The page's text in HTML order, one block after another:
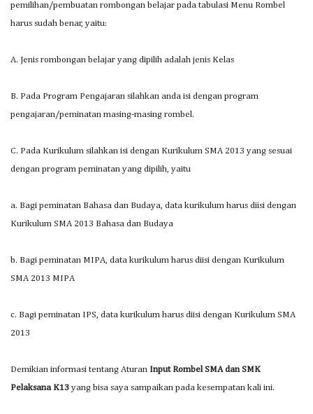
pemilihan/pembuatan rombongan belajar pada tabulasi Menu Rombel
harus sudah benar, yaitu:
A. Jenis rombongan belajar yang dipilih adalah jenis Kelas
B. Pada Program Pengajaran silahkan anda isi dengan program
pengajaran/peminatan masing-masing rombel.
C. Pada Kurikulum silahkan isi dengan Kurikulum SMA 2013 yang sesuai
dengan program peminatan yang dipilih, yaitu
a. Bagi peminatan Bahasa dan Budaya, data kurikulum harus diisi dengan
Kurikulum SMA 2013 Bahasa dan Budaya
b. Bagi peminatan MIPA, data kurikulum harus diisi dengan Kurikulum
SMA 2013 MIPA
c. Bagi peminatan IPS, data kurikulum harus diisi dengan Kurikulum SMA
2013
Demikian informasi tentang Aturan Input Rombel SMA dan SMK
Pelaksana K13 yang bisa saya sampaikan pada kesempatan kali ini.